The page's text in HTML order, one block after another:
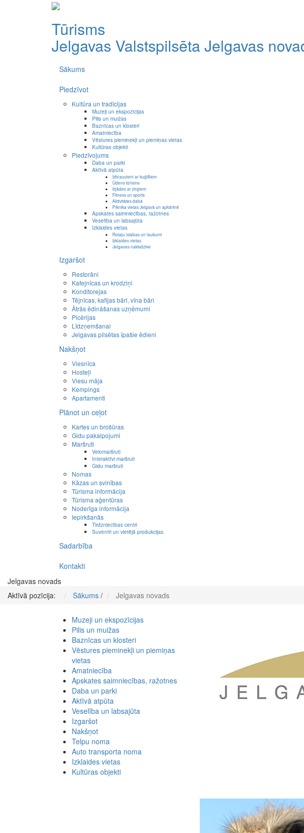
Tūrisms
Jelgavas Valstspilsēta Jelgavas
Sākums
Piedzīvot
Kultūra un tradīcijas
Muzeji un ekspozīcijas
Pilis un muižas
Baznīcas un klosteri
Amatniecība
Vēstures pieminekļi un piemiņas vietas
Kultūras objekti
Piedzīvojums
Daba un parki
Aktīvā atpūta
Izbraucieni ar kuģīšiem
Ūdens tūrisms
Izjādes ar zirgiem
Fitness un sports
Aktivitātes dabā
Piknika vietas Jelgavā un apkārtnē
Apskates saimniecības, ražotnes
Veselība un labsajūta
Izklaides vietas
Rotaļu istabas un laukumi
Izklaides vietas
Jelgavas naktsdzīve
Izgaršot
Restorāni
Kafejnīcas un krodziņi
Konditorejas
Tējnīcas, kafijas bāri, vīna bāri
Ātrās ēdināšanas uzņēmumi
Picērijas
Līdzņemšanai
Jelgavas pilsētas īpašie ēdieni
Nakšņot
Viesnīca
Hosteļi
Viesu māja
Kempings
Apartamenti
Plānot un ceļot
Kartes un brošūras
Gidu pakalpojumi
Maršruti
Velomaršruti
Interaktīvi maršruti
Gidu maršruti
Nomas
Kāzas un svinības
Tūrisma informācija
Tūrisma aģentūras
Noderīga informācija
Iepirkšanās
Tirdzniecības centri
Suvenīri un vietējā produkcijas
Sadarbība
Kontakti
Jelgavas novads
Aktīvā pozīcija:
Sākums / Jelgavas novads
Muzeji un ekspozīcijas
Pilis un muižas
Baznīcas un klosteri
Vēstures pieminekļi un piemiņas
vietas
Amatniecība
Apskates saimniecības, ražotnes
Daba un parki
Aktīvā atpūta
Veselība un labsajūta
Izgaršot
Nakšņot
Telpu noma
Auto transporta noma
Izklaides vietas
Kultūras objekti